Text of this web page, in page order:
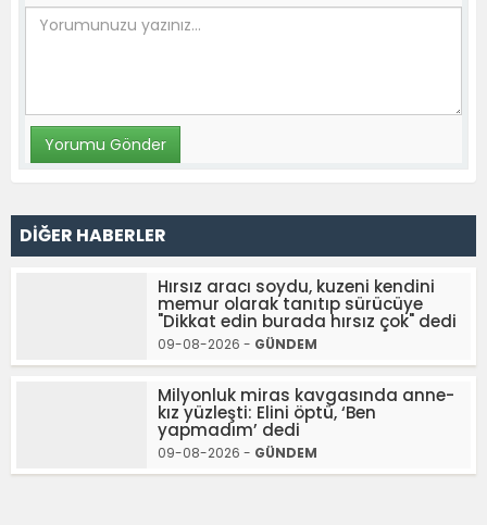
DİĞER HABERLER
Hırsız aracı soydu, kuzeni kendini
memur olarak tanıtıp sürücüye
"Dikkat edin burada hırsız çok" dedi
09-08-2026 - GÜNDEM
Milyonluk miras kavgasında anne-
kız yüzleşti: Elini öptü, ‘Ben
yapmadım’ dedi
09-08-2026 - GÜNDEM